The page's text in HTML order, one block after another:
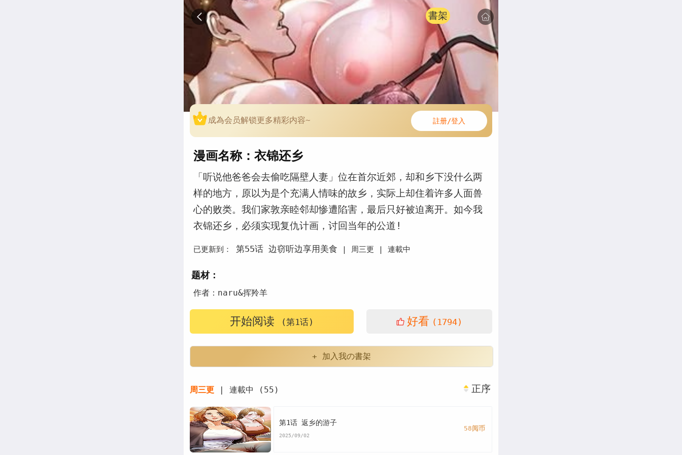
書架
成為会员解锁更多精彩内容~ 註册/登入
漫画名称：衣锦还乡
「听说他爸爸会去偷吃隔壁人妻」位在首尔近郊，却和乡下没什么两
样的地方，原以为是个充满人情味的故乡，实际上却住着许多人面兽
心的败类。我们家敦亲睦邻却惨遭陷害，最后只好被迫离开。如今我
衣锦还乡，必须实现复仇计画，讨回当年的公道!
已更新到： 第55话 边窃听边享用美食 | 周三更 | 連載中
题材：
作者：naru&挥羚羊
开始阅读 (第1话) 好看 (1794)
+ 加入我の書架
周三更 | 連載中 (55) 正序
第1话 返乡的游子
2025/09/02
58阅币